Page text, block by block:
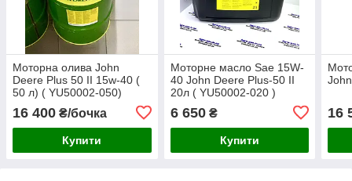
Моторна олива John
Deere Plus 50 II 15w-40 (
50 л) ( YU50002-050)
16 400 ₴/бочка
Купити
Моторне масло Sae 15W-
40 John Deere Plus-50 II
20л ( YU50002-020 )
6 650₴
Купити
16